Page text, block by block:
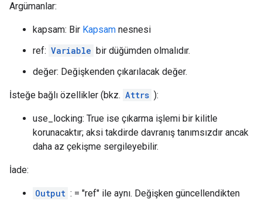
Argümanlar:
kapsam: Bir Kapsam nesnesi
ref: Variable bir düğümden olmalıdır.
değer: Değişkenden çıkarılacak değer.
İsteğe bağlı özellikler (bkz. Attrs ):
use_locking: True ise çıkarma işlemi bir kilitle
korunacaktır; aksi takdirde davranış tanımsızdır ancak
daha az çekişme sergileyebilir.
İade:
Output : = "ref" ile aynı. Değişken güncellendikten